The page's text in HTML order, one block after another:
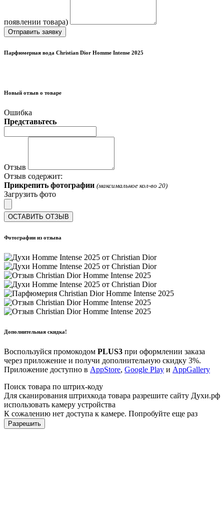
появлении товара)
Отправить заявку
Парфюмерная вода Christian Dior Homme Intense 2025
Новый отзыв о товаре
Ошибка
Представьтесь
Отзыв
Отзыв содержит:
Прикрепить фотографии (максимальное кол-во 20)
Загрузить фото
ОСТАВИТЬ ОТЗЫВ
Фотографии из отзыва
Дополнительная скидка!
Воспользуйся промокодом PLUS3 при оформлении заказа
через приложение и получи дополнительную скидку 3%.
Приложение доступно в AppStore, Google Play и AppGallery
Поиск товара по штрих-коду
Для сканирования штрихкода товара разрешите сайту Духи.рф
использовать камеру устройства
К сожалению нет доступа к камере. Попробуйте еще раз
Разрешить